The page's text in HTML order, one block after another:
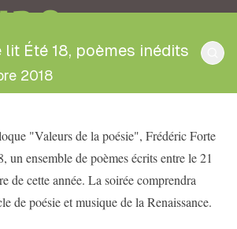
Été 18, poèmes inédits
2018
"Valeurs de la poésie", Frédéric Forte
un ensemble de poèmes écrits entre le 21
de cette année. La soirée comprendra
de poésie et musique de la Renaissance.